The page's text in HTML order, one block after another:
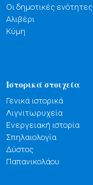
Οι δημοτικές ενότητες
Αλιβέρι
Κύμη
Ιστορικά στοιχεία
Γενικά ιστορικά
Λιγνιτωρυχεία
Ενεργειακή ιστορία
Σπηλαιολογία
Δύστος
Παπανικολάου